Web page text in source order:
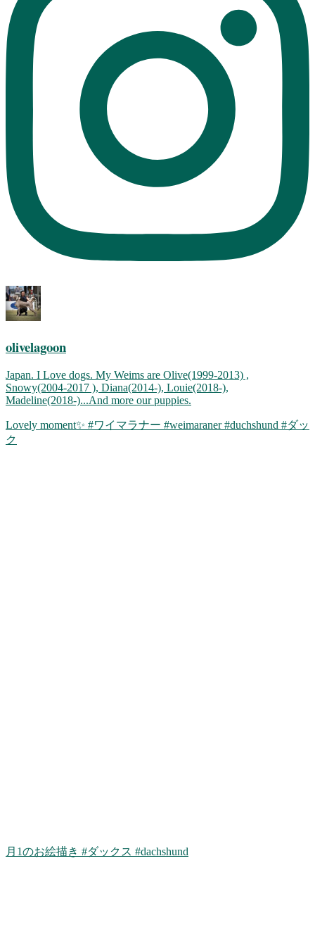
olivelagoon
Japan. I Love dogs. My Weims are Olive(1999-2013) ,
Snowy(2004-2017 ), Diana(2014-), Louie(2018-),
Madeline(2018-)...And more our puppies.
Lovely moment✨ #ワイマラナー #weimaraner #duchshund #ダッ
ク
月1のお絵描き #ダックス #dachshund